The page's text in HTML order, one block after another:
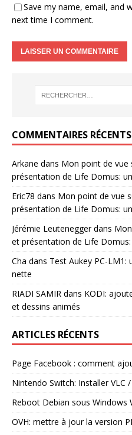
Save my name, email, and
next time I comment.
COMMENTAIRES RÉCENTS
Arkane dans Mon point de
présentation de Life Domus:
Eric78 dans Mon point de vue
présentation de Life Domus:
Jérémie Leuteneggerdans
et présentation de Life
Cha dans Test Aukey PC-LM1:
nette
RIADI SAMIR dans KODI:
et dessins animés
ARTICLES RÉCENTS
Page Facebook : comment
Nintendo Switch: Installer VLC
Reboot Debian sous Windows
OVH: mettre à jour la version